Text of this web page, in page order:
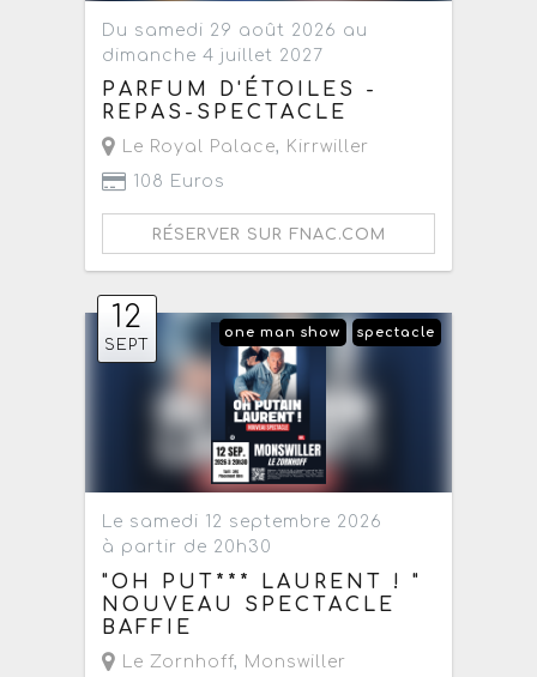
Du samedi 29 août 2026 au
dimanche 4 juillet 2027
PARFUM D'ÉTOILES -
REPAS-SPECTACLE
Le Royal Palace, Kirrwiller
108 Euros
RÉSERVER SUR FNAC.COM
12
SEPT
spectacle
one man show
Le samedi 12 septembre 2026
à partir de 20h30
"OH PUT*** LAURENT ! "
NOUVEAU SPECTACLE
BAFFIE
Le Zornhoff, Monswiller